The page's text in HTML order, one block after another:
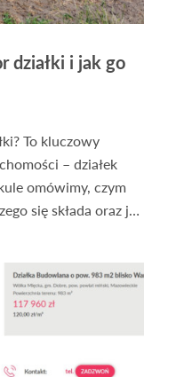
działki i jak go
To kluczowy
– działek
omówimy, czym
się składa oraz jak
geo